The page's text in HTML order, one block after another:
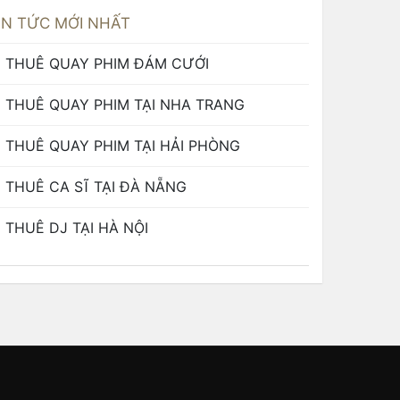
TỨC MỚI NHẤT
THUÊ QUAY PHIM ĐÁM CƯỚI
THUÊ QUAY PHIM TẠI NHA TRANG
THUÊ QUAY PHIM TẠI HẢI PHÒNG
THUÊ CA SĨ TẠI ĐÀ NẴNG
THUÊ DJ TẠI HÀ NỘI